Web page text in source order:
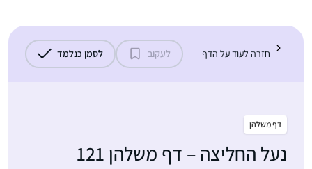
חזרה לעוד על הדף לעקוב לסמן כנלמד
דף משלהן
נעל החליצה – דף משלהן 121